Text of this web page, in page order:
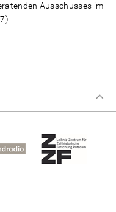
Ausschusses im